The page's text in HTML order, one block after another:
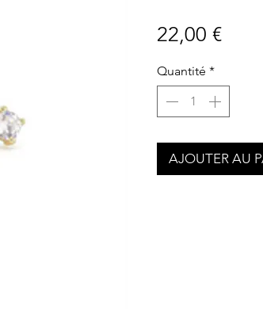
22,00 €Prix
Quantité *
AJOUTER AU